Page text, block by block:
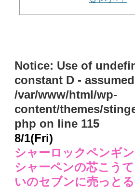
Notice: Use of
constant D -
/var/www/html/wp-
content/themes/
php on line 115
8/1(Fri)
シャーロックペンギン
シャーペンの芯こう
いのセブンに売っとる